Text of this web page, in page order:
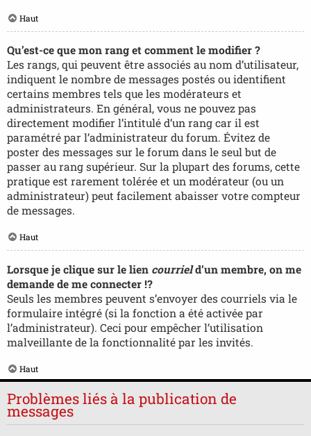
Haut
Qu’est-ce que mon rang et comment le modifier ?
Les rangs, qui peuvent être associés au nom d’utilisateur,
indiquent le nombre de messages postés ou identifient
certains membres tels que les modérateurs et
administrateurs. En général, vous ne pouvez pas
directement modifier l’intitulé d’un rang car il est
paramétré par l’administrateur du forum. Évitez de
poster des messages sur le forum dans le seul but de
passer au rang supérieur. Sur la plupart des forums, cette
pratique est rarement tolérée et un modérateur (ou un
administrateur) peut facilement abaisser votre compteur
de messages.
Haut
Lorsque je clique sur le lien courrield’un membre, on me
demande de me connecter !?
Seuls les membres peuvent s’envoyer des courriels via le
formulaire intégré (si la fonction a été activée par
l’administrateur). Ceci pour empêcher l’utilisation
malveillante de la fonctionnalité par les invités.
Haut
Problèmes liés à la publication de
messages